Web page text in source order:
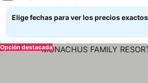
Elige fechas para ver los precios exactos
Opción destacada